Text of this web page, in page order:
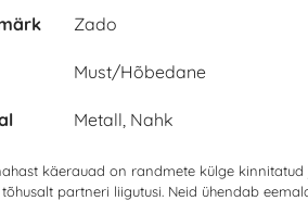
Zado
Must/Hõbedane
Metall, Nahk
käerauad on randmete külge
partneri liigutusi. Neid ühendab